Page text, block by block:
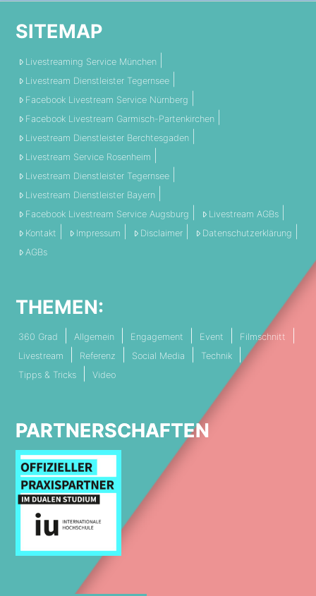
SITEMAP
Livestreaming Service München
Livestream Dienstleister Tegernsee
Facebook Livestream Service Nürnberg
Facebook Livestream Garmisch-Partenkirchen
Livestream Dienstleister Berchtesgaden
Livestream Service Rosenheim
Livestream Dienstleister Tegernsee
Livestream Dienstleister Bayern
Facebook Livestream Service Augsburg
Livestream AGBs
Kontakt
Impressum Disclaimer
Datenschutzerklärung
AGBs
THEMEN:
360 Grad Allgemein Engagement Event
Filmschnitt
Livestream
Referenz Social Media
Technik
Tipps & Tricks
Video
PARTNERSCHAFTEN